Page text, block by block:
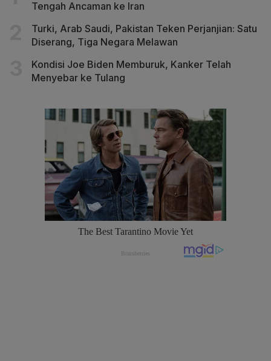
Tengah Ancaman ke Iran
Turki, Arab Saudi, Pakistan Teken Perjanjian: Satu
Diserang, Tiga Negara Melawan
Kondisi Joe Biden Memburuk, Kanker Telah
Menyebar ke Tulang